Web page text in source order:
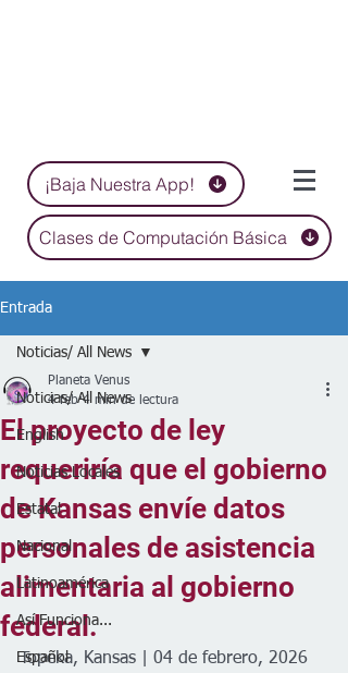
¡Baja Nuestra App!
Clases de Computación Básica
Entrada
Noticias/ All News
English
Noticias Locales
Estatal
Nacional
Latinoamérica
Así Funciona...
Español
Noticias/ All News
El proyecto de ley
requeriría que el gobierno
de Kansas envíe datos
personales de asistencia
alimentaria al gobierno
federal.
Planeta Venus
4 feb 4 min de lectura
Topeka, Kansas | 04 de febrero, 2026